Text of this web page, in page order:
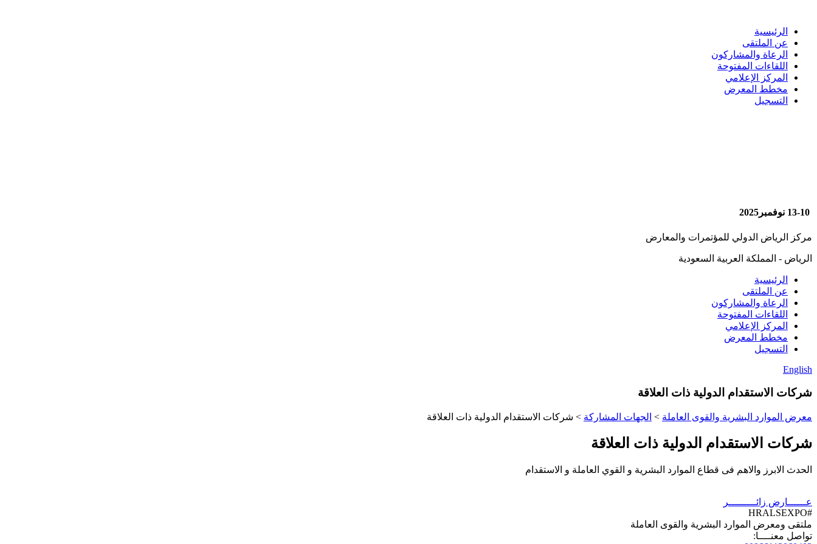
الرئيسية
عن الملتقى
الرعاة والمشاركون
اللقاءات المفتوحة
المركز الإعلامي
مخطط المعرض
التسجيل
مركز الرياض الدولي للمؤتمرات والمعارض
الرياض - المملكة العربية السعودية
الرئيسية
عن الملتقى
الرعاة والمشاركون
اللقاءات المفتوحة
المركز الإعلامي
مخطط المعرض
التسجيل
English
شركات الاستقدام الدولية ذات العلاقة
معرض الموارد البشرية والقوى العاملة > الجهات المشاركة > شركات الاستقدام الدولية ذات العلاقة
شركات الاستقدام الدولية ذات العلاقة
الحدث الابرز والاهم فى قطاع الموارد البشرية و القوي العاملة و الاستقدام
عــــــارض زائـــــــــر
#HRALSEXPO
ملتقى ومعرض الموارد البشرية والقوى العاملة
تواصل معنــــا: